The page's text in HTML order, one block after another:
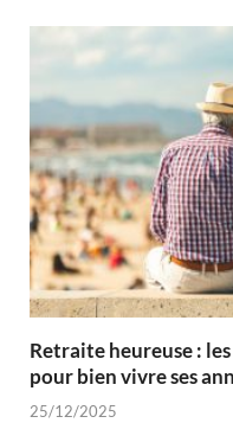
Retraite heureuse :
pour bien vivre ses
25/12/2025